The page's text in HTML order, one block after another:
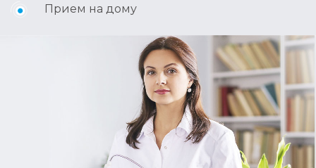
Прием на дому